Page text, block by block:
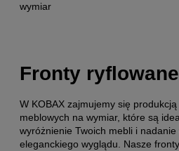
wymiar
Fronty ryflowane
W KOBAX zajmujemy się
meblowych na wymiar, które są
wyróżnienie Twoich mebli i
eleganckiego wyglądu. Nasze